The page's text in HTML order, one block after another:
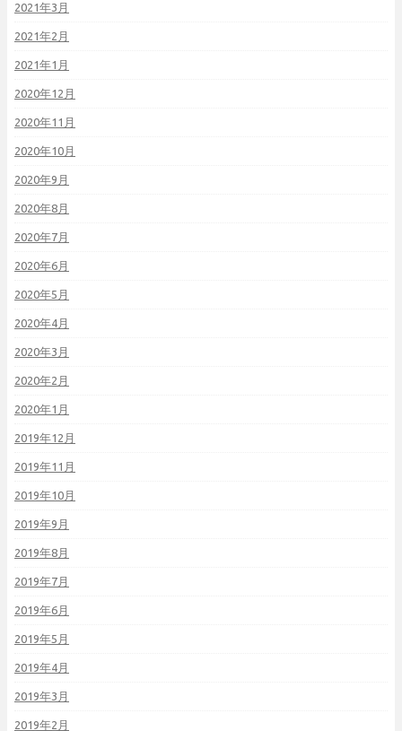
2021年3月
2021年2月
2021年1月
2020年12月
2020年11月
2020年10月
2020年9月
2020年8月
2020年7月
2020年6月
2020年5月
2020年4月
2020年3月
2020年2月
2020年1月
2019年12月
2019年11月
2019年10月
2019年9月
2019年8月
2019年7月
2019年6月
2019年5月
2019年4月
2019年3月
2019年2月